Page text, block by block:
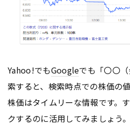
Yahoo!でもGoogleでも「〇〇
索すると、検索時点での株価の
株価はタイムリーな情報です。
クするのに活用してみましょう。